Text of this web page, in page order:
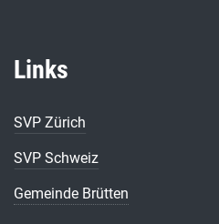
Links
SVP Zürich
SVP Schweiz
Gemeinde Brütten